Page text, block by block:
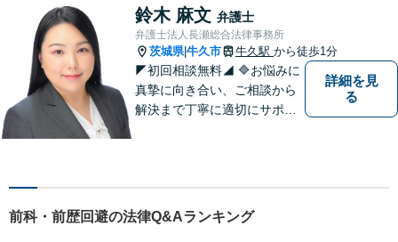
きる弁護士」を目指していま
す。【地元密着型の事務所】
【近隣駐車場あり】
鈴木 麻文 弁護士
弁護士法人長瀬総合法律事務所
茨城県|牛久市 牛久駅 から徒歩1分
◤初回相談無料◢ 🔷お悩みに
真摯に向き合い、ご相談から
解決まで丁寧に適切にサポー
歩を踏み出しましょう。お気
軽にお問い合わせください。
詳細を見
る
前科・前歴回避の法律Q&Aランキング